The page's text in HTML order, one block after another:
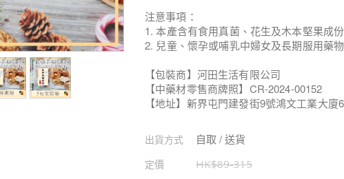
注意事項：
1. 本產含有食用真菌、花生及木本堅果成
2. 兒童、懷孕或哺乳中婦女及長期服用藥
【包裝商】河田生活有限公司
【中藥材零售商牌照】CR-2024-00152
【地址】新界屯門建發街9號鴻文工業大廈
出貨方式 自取 / 送貨
定價 HK$89-315